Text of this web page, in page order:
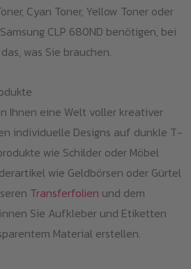
Cyan Toner, Yellow Toner oder
CLP 680ND benötigen, bei
was Sie brauchen.
Ihnen eine Welt voller kreativer
individuelle Designs auf dunkle T-
wie Schilder oder Möbel
wie Geldbörsen oder Gürtel
Transferfolien und dem
Sie Aufkleber und Etiketten
Material erstellen.